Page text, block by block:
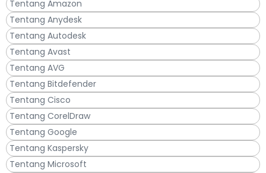
Tentang Amazon
Tentang Anydesk
Tentang Autodesk
Tentang Avast
Tentang AVG
Tentang Bitdefender
Tentang Cisco
Tentang CorelDraw
Tentang Google
Tentang Kaspersky
Tentang Microsoft